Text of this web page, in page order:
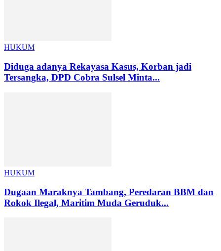
HUKUM
Diduga adanya Rekayasa Kasus, Korban jadi
Tersangka, DPD Cobra Sulsel Minta...
HUKUM
Dugaan Maraknya Tambang, Peredaran BBM dan
Rokok Ilegal, Maritim Muda Geruduk...